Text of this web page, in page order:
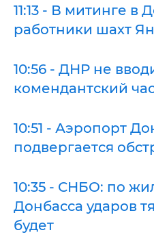
11:13 - В митинге в
работники шахт
10:56 - ДНР не
комендантский
10:51 - Аэропорт
подвергается
10:35 - СНБО: по
Донбасса ударов
будет